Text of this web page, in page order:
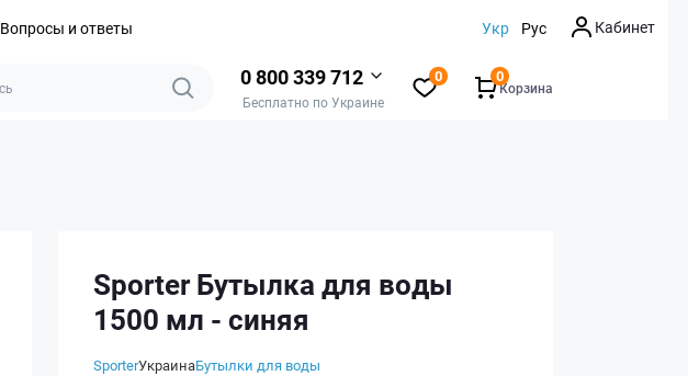
Вопросы и ответы Укр Рус Кабинет
0 800 339 712
Бесплатно по Украине
0
Корзина
0
Sporter Бутылка для воды
1500 мл - синяя
SporterУкраинаБутылки для воды